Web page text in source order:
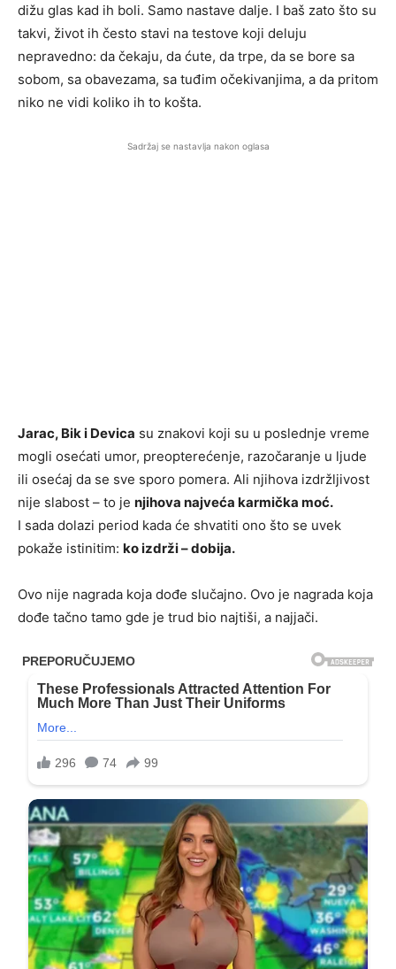
dižu glas kad ih boli. Samo nastave dalje. I baš zato što su
takvi, život ih često stavi na testove koji deluju
nepravedno: da čekaju, da ćute, da trpe, da se bore sa
sobom, sa obavezama, sa tuđim očekivanjima, a da pritom
niko ne vidi koliko ih to košta.
Sadržaj se nastavlja nakon oglasa
Jarac, Bik i Devica su znakovi koji su u poslednje vreme
mogli osećati umor, preopterećenje, razočaranje u ljude
ili osećaj da se sve sporo pomera. Ali njihova izdržljivost
nije slabost – to je njihova najveća karmička moć.
I sada dolazi period kada će shvatiti ono što se uvek
pokaže istinitim: ko izdrži – dobija.
Ovo nije nagrada koja dođe slučajno. Ovo je nagrada koja
dođe tačno tamo gde je trud bio najtiši, a najjači.